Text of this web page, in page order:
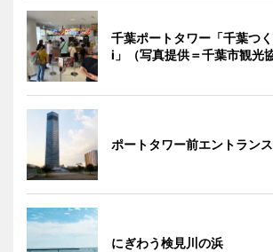
千葉ポートタワー「千葉つ
i」（写真提供＝千葉市観光
ポートタワー前エントラン
にぎわう検見川の浜